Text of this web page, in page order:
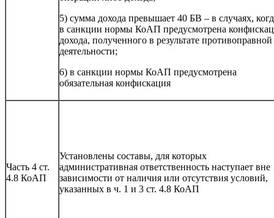
5) сумма дохода превышает 40 БВ – в случаях,
в санкции нормы КоАП предусмотрена
дохода, полученного в результате противоправной
деятельности;
6) в санкции нормы КоАП предусмотрена
обязательная конфискация
Часть 4 ст.
4.8 КоАП
Установлены составы, для которых
административная ответственность наступает вне
зависимости от наличия или отсутствия условий,
указанных в ч. 1 и 3 ст. 4.8 КоАП